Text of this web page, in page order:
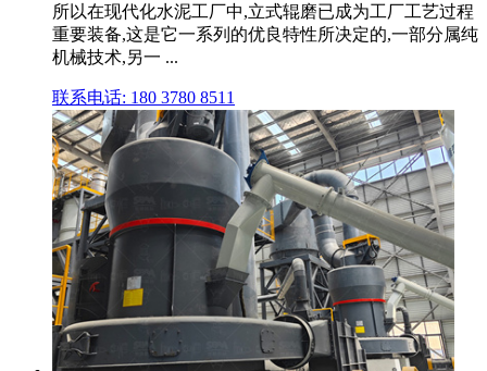
所以在现代化水泥工厂中,立式辊磨已成为工厂工艺过程
重要装备,这是它一系列的优良特性所决定的,一部分属纯
机械技术,另一 ...
联系电话: 180 3780 8511